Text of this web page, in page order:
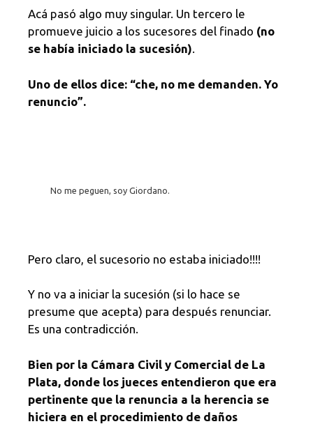
Acá pasó algo muy singular. Un tercero le
promueve juicio a los sucesores del finado (no
se había iniciado la sucesión).
Uno de ellos dice: “che, no me demanden. Yo
renuncio”.
No me peguen, soy Giordano.
Pero claro, el sucesorio no estaba iniciado!!!!
Y no va a iniciar la sucesión (si lo hace se
presume que acepta) para después renunciar.
Es una contradicción.
Bien por la Cámara Civil y Comercial de La
Plata, donde los jueces entendieron que era
pertinente que la renuncia a la herencia se
hiciera en el procedimiento de daños